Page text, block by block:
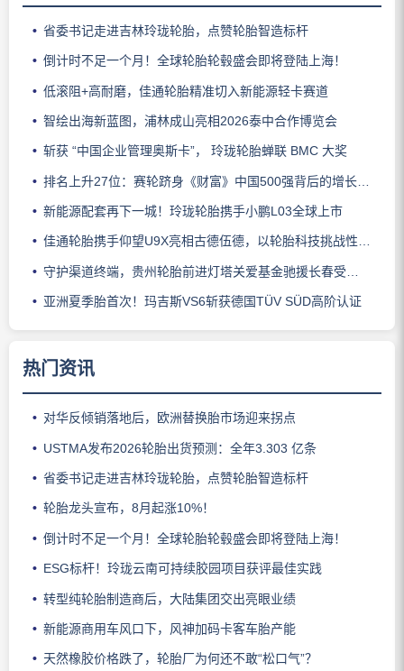
省委书记走进吉林玲珑轮胎，点赞轮胎智造标杆
倒计时不足一个月！全球轮胎轮毂盛会即将登陆上海！
低滚阻+高耐磨，佳通轮胎精准切入新能源轻卡赛道
智绘出海新蓝图，浦林成山亮相2026泰中合作博览会
斩获 “中国企业管理奥斯卡”， 玲珑轮胎蝉联 BMC 大奖
排名上升27位：赛轮跻身《财富》中国500强背后的增长逻辑
新能源配套再下一城！玲珑轮胎携手小鹏L03全球上市
佳通轮胎携手仰望U9X亮相古德伍德，以轮胎科技挑战性能边界
守护渠道终端，贵州轮胎前进灯塔关爱基金驰援长春受灾门店
亚洲夏季胎首次！玛吉斯VS6斩获德国TÜV SÜD高阶认证
热门资讯
对华反倾销落地后，欧洲替换胎市场迎来拐点
USTMA发布2026轮胎出货预测：全年3.303 亿条
省委书记走进吉林玲珑轮胎，点赞轮胎智造标杆
轮胎龙头宣布，8月起涨10%！
倒计时不足一个月！全球轮胎轮毂盛会即将登陆上海！
ESG标杆！玲珑云南可持续胶园项目获评最佳实践
转型纯轮胎制造商后，大陆集团交出亮眼业绩
新能源商用车风口下，风神加码卡客车胎产能
天然橡胶价格跌了，轮胎厂为何还不敢“松口气”？